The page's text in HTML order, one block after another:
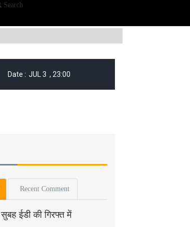
Search
Recent Comment
ईडी की गिरफ्त में